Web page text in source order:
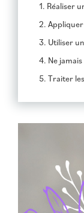
1. Réaliser
2.
3. Utiliser
4. Ne
5. Traiter